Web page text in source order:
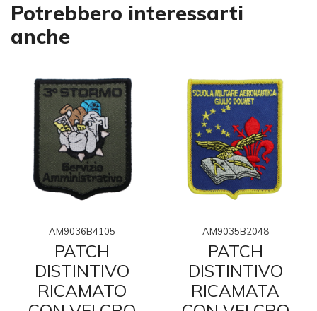
Potrebbero interessarti
anche
AM9036B4105
PATCH
DISTINTIVO
RICAMATO
AM9035B2048
PATCH
DISTINTIVO
RICAMATA